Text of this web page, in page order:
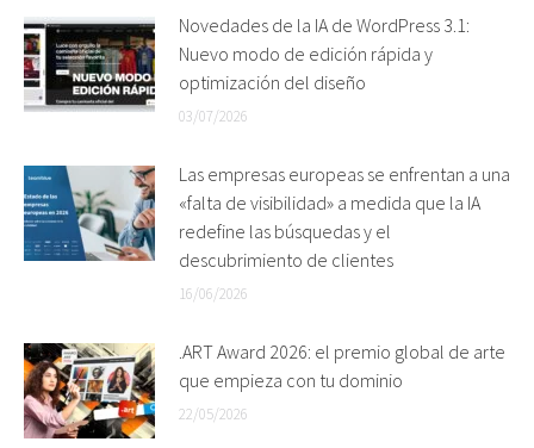
Novedades de la IA de WordPress 3.1:
Nuevo modo de edición rápida y
optimización del diseño
03/07/2026
Las empresas europeas se enfrentan a una
«falta de visibilidad» a medida que la IA
redefine las búsquedas y el
descubrimiento de clientes
16/06/2026
.ART Award 2026: el premio global de arte
que empieza con tu dominio
22/05/2026